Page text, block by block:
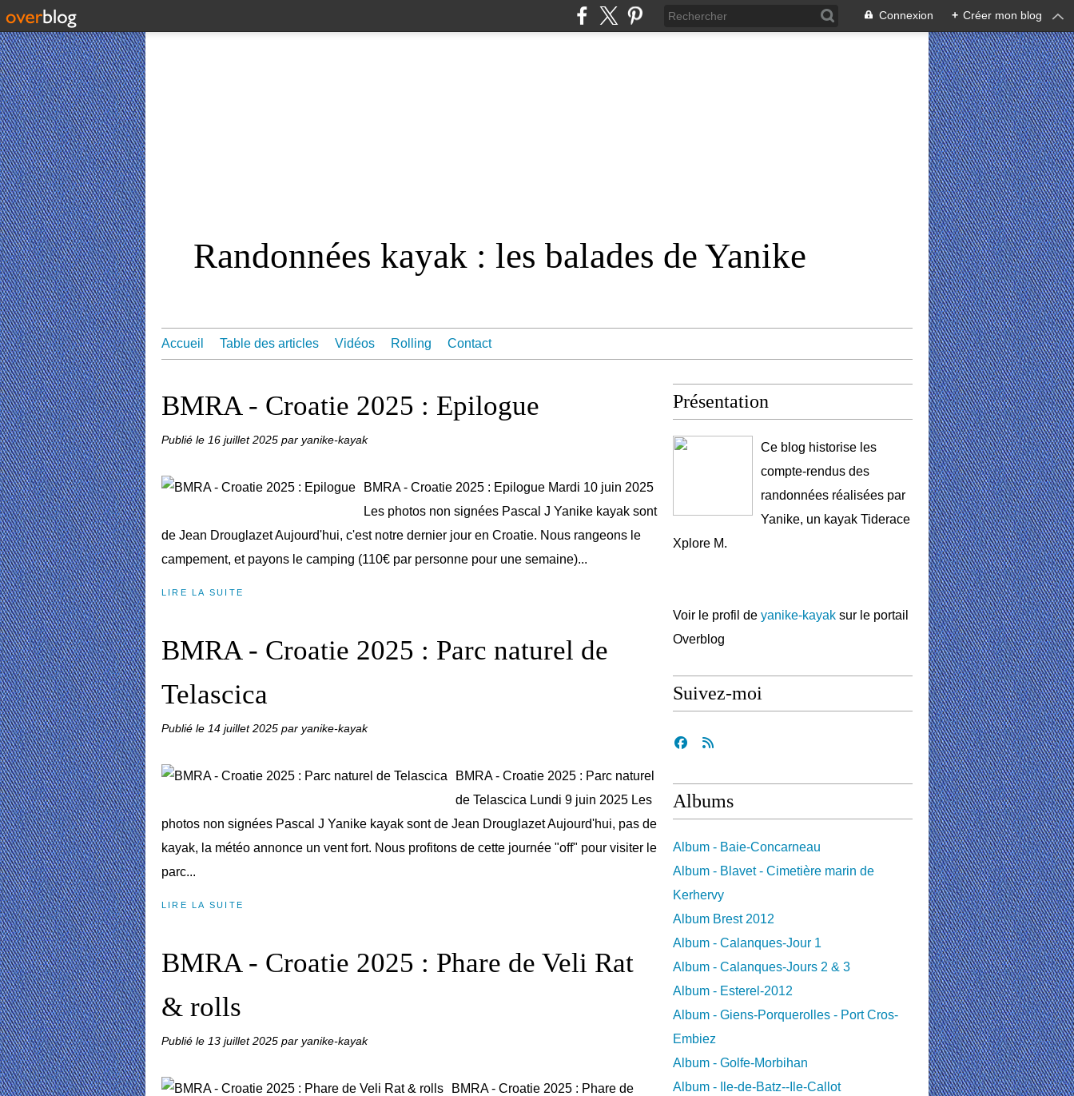
Connexion + Créer mon blog
Randonnées kayak : les balades de Yanike
Accueil Table des articles Vidéos Rolling Contact
BMRA - Croatie 2025 : Epilogue
Publié le 16 juillet 2025 par yanike-kayak
BMRA - Croatie 2025 : Epilogue Mardi 10 juin 2025
Les photos non signées Pascal J Yanike kayak sont
de Jean Drouglazet Aujourd'hui, c'est notre dernier jour en Croatie. Nous rangeons le
campement, et payons le camping (110€ par personne pour une semaine)...
LIRE LA SUITE
BMRA - Croatie 2025 : Parc naturel de
Telascica
Publié le 14 juillet 2025 par yanike-kayak
BMRA - Croatie 2025 : Parc naturel
de Telascica Lundi 9 juin 2025 Les
photos non signées Pascal J Yanike kayak sont de Jean Drouglazet Aujourd'hui, pas de
kayak, la météo annonce un vent fort. Nous profitons de cette journée "off" pour visiter le
parc...
LIRE LA SUITE
BMRA - Croatie 2025 : Phare de Veli Rat
& rolls
Publié le 13 juillet 2025 par yanike-kayak
BMRA - Croatie 2025 : Phare de
Présentation
Ce blog historise les
compte-rendus des
randonnées réalisées par
Yanike, un kayak Tiderace
Xplore M.
Voir le profil de yanike-kayak sur le portail
Overblog
Suivez-moi
Albums
Album - Baie-Concarneau
Album - Blavet - Cimetière marin de
Kerhervy
Album Brest 2012
Album - Calanques-Jour 1
Album - Calanques-Jours 2 & 3
Album - Esterel-2012
Album - Giens-Porquerolles - Port Cros-
Embiez
Album - Golfe-Morbihan
Album - Ile-de-Batz--Ile-Callot